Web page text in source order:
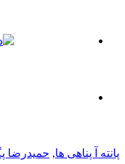
پانته آ پناهی ها, حمیدرضا